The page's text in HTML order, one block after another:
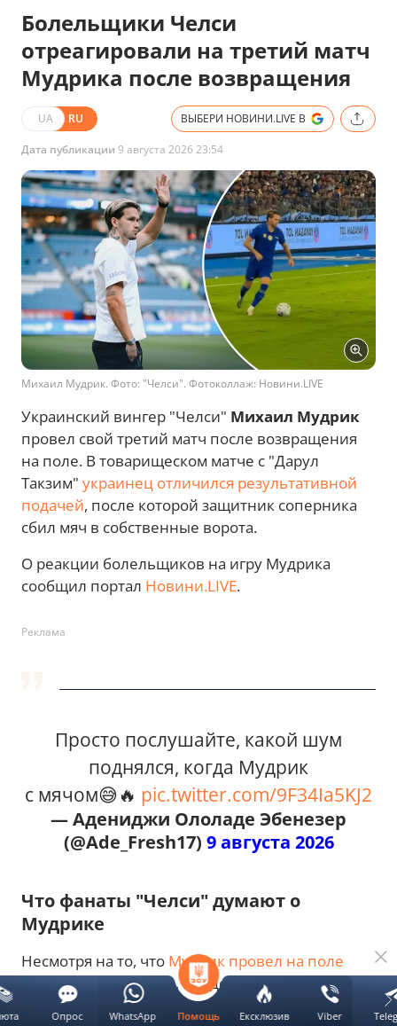
Болельщики Челси
отреагировали на третий матч
Мудрика после возвращения
UA RU ВЫБЕРИ НОВИНИ.LIVE В
Дата публикации 9 августа 2026 23:54
Михаил Мудрик. Фото: "Челси". Фотоколлаж: Новини.LIVE
Украинский вингер "Челси" Михаил Мудрик
провел свой третий матч после возвращения
на поле. В товарищеском матче с "Дарул
Такзим" украинец отличился результативной
подачей, после которой защитник соперника
сбил мяч в собственные ворота.
О реакции болельщиков на игру Мудрика
сообщил портал Новини.LIVE.
Реклама
Просто послушайте, какой шум
поднялся, когда Мудрик
с мячом😅🔥 pic.twitter.com/9F34Ia5KJ2
— Адениджи Ололаде Эбенезер
(@Ade_Fresh17) 9 августа 2026
Что фанаты "Челси" думают о
Мудрике
Несмотря на то, что Мудрик провел на поле
очень мало времени, его действия вызвали
активное обсуждение среди болельщиков
Помощь Ексклюзив Viber
Опрос WhatsApp